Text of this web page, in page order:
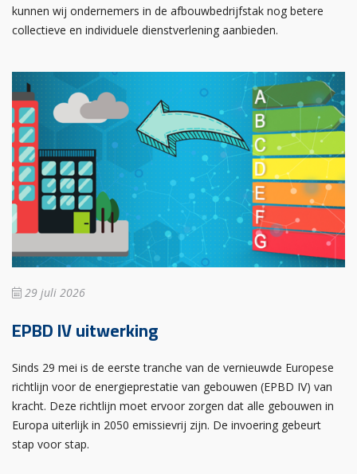
kunnen wij ondernemers in de afbouwbedrijfstak nog betere
collectieve en individuele dienstverlening aanbieden.
29 juli 2026
EPBD IV uitwerking
Sinds 29 mei is de eerste tranche van de vernieuwde Europese
richtlijn voor de energieprestatie van gebouwen (EPBD IV) van
kracht. Deze richtlijn moet ervoor zorgen dat alle gebouwen in
Europa uiterlijk in 2050 emissievrij zijn. De invoering gebeurt
stap voor stap.